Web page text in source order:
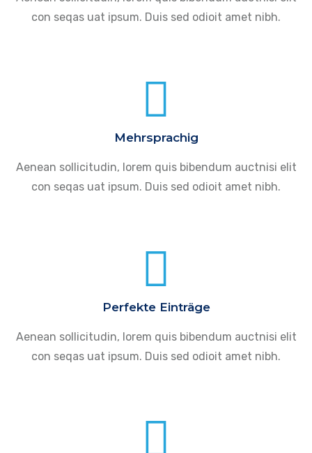
con seqas uat ipsum. Duis sed odioit amet nibh.
Mehrsprachig
Aenean sollicitudin, lorem quis bibendum auctnisi elit
con seqas uat ipsum. Duis sed odioit amet nibh.
Perfekte Einträge
Aenean sollicitudin, lorem quis bibendum auctnisi elit
con seqas uat ipsum. Duis sed odioit amet nibh.